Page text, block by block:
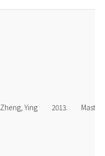
Zheng, Ying 2013. Master